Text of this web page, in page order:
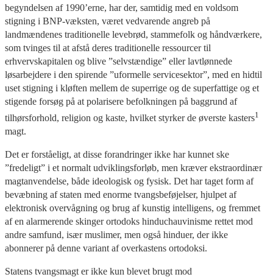
begyndelsen af 1990’erne, har der, samtidig med en voldsom
stigning i BNP-væksten, været vedvarende angreb på
landmændenes traditionelle levebrød, stammefolk og håndværkere,
som tvinges til at afstå deres traditionelle ressourcer til
erhvervskapitalen og blive ”selvstændige” eller lavtlønnede
løsarbejdere i den spirende ”uformelle servicesektor”, med en hidtil
uset stigning i kløften mellem de superrige og de superfattige og et
stigende forsøg på at polarisere befolkningen på baggrund af
tilhørsforhold, religion og kaste, hvilket styrker de øverste kasters1
magt.
Det er forståeligt, at disse forandringer ikke har kunnet ske
”fredeligt” i et normalt udviklingsforløb, men kræver ekstraordinær
magtanvendelse, både ideologisk og fysisk. Det har taget form af
bevæbning af staten med enorme tvangsbeføjelser, hjulpet af
elektronisk overvågning og brug af kunstig intelligens, og fremmet
af en alarmerende skinger ortodoks hinduchauvinisme rettet mod
andre samfund, især muslimer, men også hinduer, der ikke
abonnerer på denne variant af overkastens ortodoksi.
Statens tvangsmagt er ikke kun blevet brugt mod